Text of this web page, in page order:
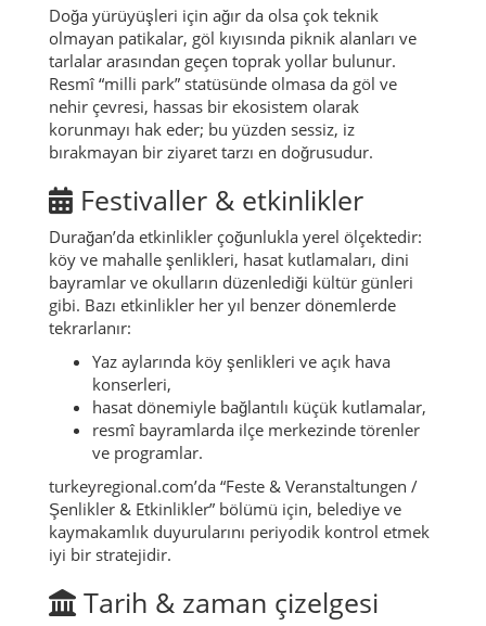
Doğa yürüyüşleri için ağır da olsa çok teknik
olmayan patikalar, göl kıyısında piknik alanları ve
tarlalar arasından geçen toprak yollar bulunur.
Resmî “milli park” statüsünde olmasa da göl ve
nehir çevresi, hassas bir ekosistem olarak
korunmayı hak eder; bu yüzden sessiz, iz
bırakmayan bir ziyaret tarzı en doğrusudur.
Festivaller & etkinlikler
Durağan’da etkinlikler çoğunlukla yerel ölçektedir:
köy ve mahalle şenlikleri, hasat kutlamaları, dini
bayramlar ve okulların düzenlediği kültür günleri
gibi. Bazı etkinlikler her yıl benzer dönemlerde
tekrarlanır:
Yaz aylarında köy şenlikleri ve açık hava
konserleri,
hasat dönemiyle bağlantılı küçük kutlamalar,
resmî bayramlarda ilçe merkezinde törenler
ve programlar.
turkeyregional.com’da “Feste & Veranstaltungen /
Şenlikler & Etkinlikler” bölümü için, belediye ve
kaymakamlık duyurularını periyodik kontrol etmek
iyi bir stratejidir.
Tarih & zaman çizelgesi